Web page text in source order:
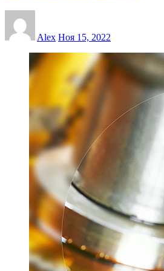
Alex Ноя 15, 2022